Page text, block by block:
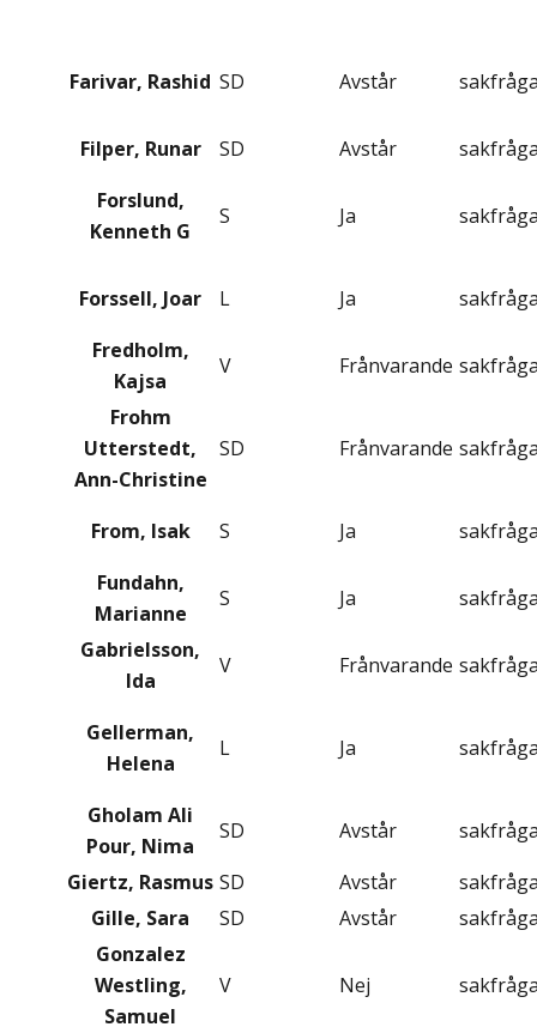
Farivar, Rashid SD Avstår
Filper, Runar SD Avstår
Forslund,
Kenneth G
S Ja
Forssell, Joar L Ja
Fredholm,
Kajsa
V Frånvarande
Frohm
Utterstedt,
Ann-Christine
SD Frånvarande
From, Isak S Ja
Fundahn,
Marianne
S Ja
Gabrielsson,
Ida
V Frånvarande
Gellerman,
Helena
L Ja
Gholam Ali
Pour, Nima
SD Avstår
Giertz, Rasmus SD Avstår
Gille, Sara
SD Avstår
Gonzalez
Westling,
Samuel
V Nej